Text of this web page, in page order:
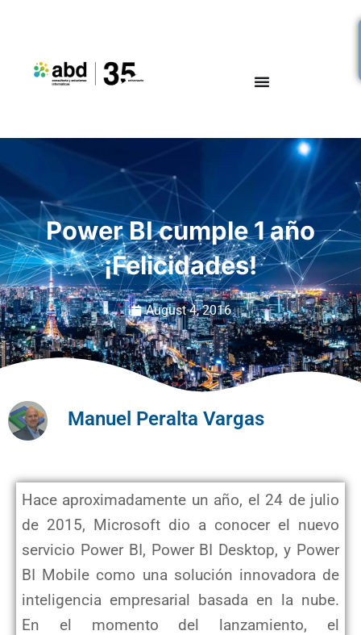
Power BI cumple 1 año
¡Felicidades!
August 4, 2016
Manuel Peralta Vargas
Hace aproximadamente un año, el 24 de julio
de 2015, Microsoft dio a conocer el nuevo
servicio Power BI, Power BI Desktop, y Power
BI Mobile como una solución innovadora de
inteligencia empresarial basada en la nube.
En el momento del lanzamiento, el